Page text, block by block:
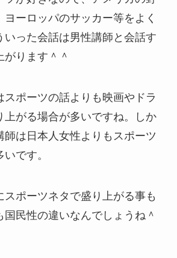
ーロッパのサッカー等をよく
いった会話は男性講師と会話す
がります＾＾
スポーツの話よりも映画やドラ
上がる場合が多いですね。しか
師は日本人女性よりもスポーツ
です。
スポーツネタで盛り上がる事も
国民性の違いなんでしょうね＾